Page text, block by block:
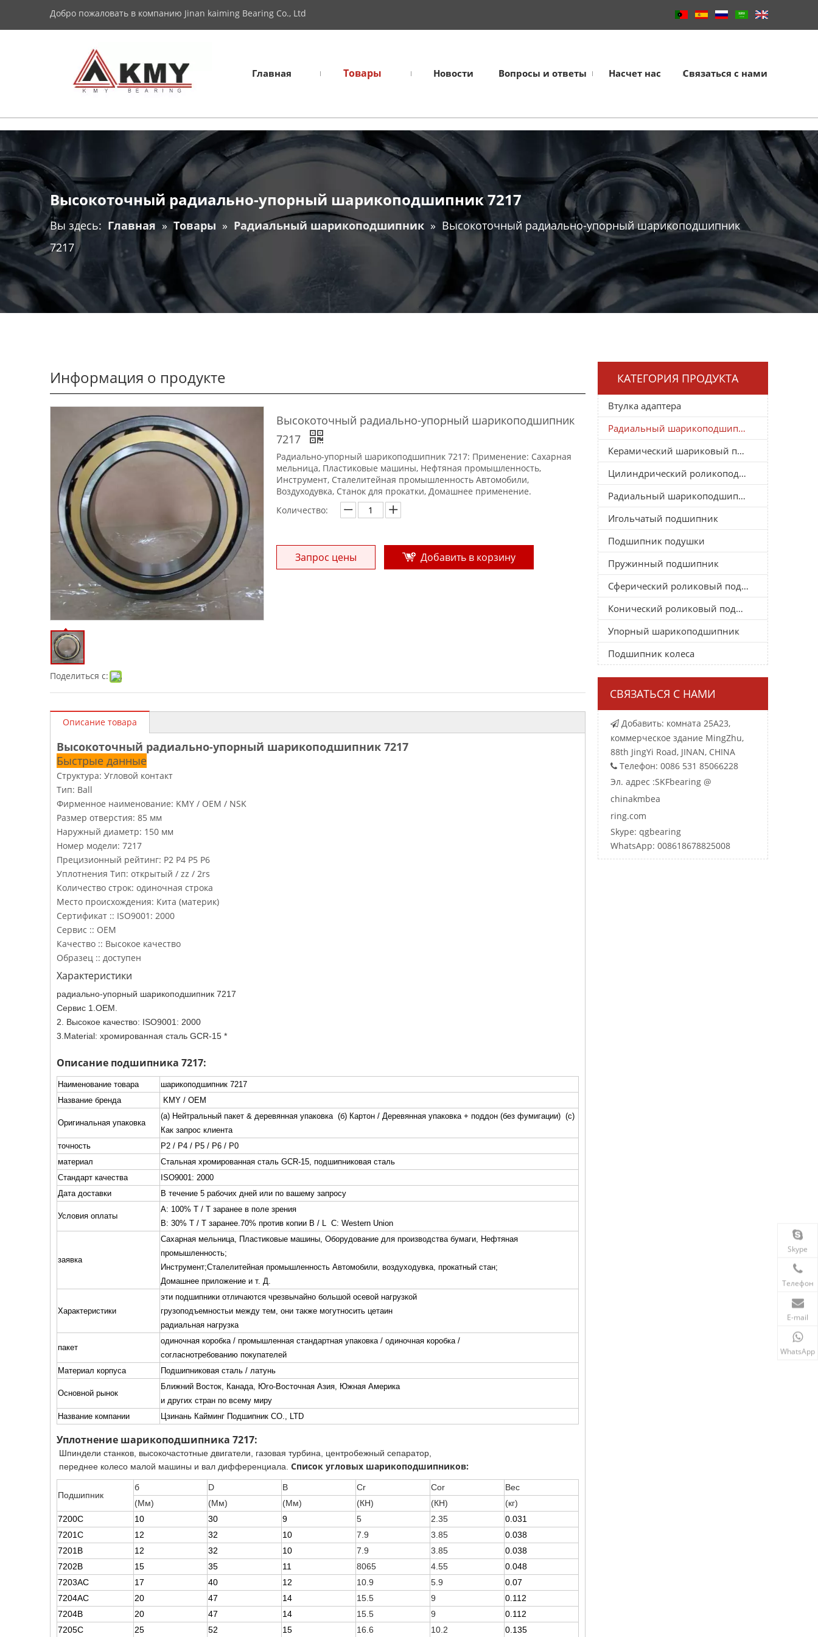
Добро пожаловать в компанию Jinan kaiming Bearing Co., Ltd
Главная Товары Новости Вопросы и ответы Насчет нас Связаться с нами
Высокоточный радиально-упорный шарикоподшипник 7217
Вы здесь: Главная » Товары » Радиальный шарикоподшипник » Высокоточный радиально-упорный шарикоподшипник
7217
Информация о продукте
Поделиться с:
Высокоточный радиально-упорный шарикоподшипник
7217
Радиально-упорный шарикоподшипник 7217: Применение: Сахарная
мельница, Пластиковые машины, Нефтяная промышленность,
Инструмент, Сталелитейная промышленность Автомобили,
Воздуходувка, Станок для прокатки, Домашнее применение.
Количество:
Запрос цены Добавить в корзину
Описание товара
Высокоточный радиально-упорный шарикоподшипник 7217
Быстрые данные
Структура: Угловой контакт
Тип: Ball
Фирменное наименование: KMY / OEM / NSK
Размер отверстия: 85 мм
Наружный диаметр: 150 мм
Номер модели: 7217
Прецизионный рейтинг: P2 P4 P5 P6
Уплотнения Тип: открытый / zz / 2rs
Количество строк: одиночная строка
Место происхождения: Кита (материк)
Сертификат :: ISO9001: 2000
Сервис :: OEM
Качество :: Высокое качество
Образец :: доступен
Характеристики
радиально-упорный шарикоподшипник 7217
Сервис 1.OEM.
2. Высокое качество: ISO9001: 2000
3.Material: хромированная сталь GCR-15 *
Описание подшипника 7217:
Наименование товара
шарикоподшипник 7217
Название бренда
KMY / OEM
Оригинальная упаковка
(a) Нейтральный пакет & деревянная упаковка (б) Картон / Деревянная упаковка + поддон (без фумигации) (c)
Как запрос клиента
точность
Р2 / Р4 / Р5 / Р6 / Р0
материал
Стальная хромированная сталь GCR-15, подшипниковая сталь
Стандарт качества
ISO9001: 2000
Дата доставки
В течение 5 рабочих дней или по вашему запросу
Условия оплаты
A: 100% T / T заранее в поле зрения
B: 30% T / T заранее.70% против копии B / L C: Western Union
заявка
Сахарная мельница, Пластиковые машины, Оборудование для производства бумаги, Нефтяная
промышленность;
Инструмент;Сталелитейная промышленность Автомобили, воздуходувка, прокатный стан;
Домашнее приложение и т. Д.
Характеристики
эти подшипники отличаются чрезвычайно большой осевой нагрузкой
грузоподъемностьи между тем, они также могутносить цетаин
радиальная нагрузка
пакет
одиночная коробка / промышленная стандартная упаковка / одиночная коробка /
согласнотребованию покупателей
Материал корпуса
Подшипниковая сталь / латунь
Основной рынок
Ближний Восток, Канада, Юго-Восточная Азия, Южная Америка
и других стран по всему миру
Название компании
Цзинань Кайминг Подшипник CO., LTD
Уплотнение шарикоподшипника 7217:
Шпиндели станков, высокочастотные двигатели, газовая турбина, центробежный сепаратор,
переднее колесо малой машины и вал дифференциала. Список угловых шарикоподшипников:
Подшипник
б D В Cr Cor
Вес
(Мм)
(Мм) (Мм) (КН) (КН)
(кг)
7200C
10 30 9 5 2.35
0.031
7201C
12 32 10 7.9 3.85
0.038
7201B
12 32 10 7.9 3.85
0.038
7202B
15 35 11 8065 4.55
0.048
7203AC
17 40 12 10.9 5.9
0.07
7204AC
20 47 14 15.5 9
0.112
7204B
20 47 14 15.5 9
0.112
7205C
25 52 15 16.6 10.2 0.135
КАТЕГОРИЯ ПРОДУКТА
Втулка адаптера
Радиальный шарикоподшипник
Керамический шариковый подшипник
Цилиндрический роликоподшипник
Радиальный шарикоподшипник
Игольчатый подшипник
Подшипник подушки
Пружинный подшипник
Сферический роликовый подшипник
Конический роликовый подшипник
Упорный шарикоподшипник
Подшипник колеса
СВЯЗАТЬСЯ С НАМИ
 Добавить: комната 25A23,
коммерческое здание MingZhu,
88th JingYi Road, JINAN, CHINA
 Телефон: 0086 531 85066228
Эл. адрес :SKFbearing @
chinakmbea
ring.com
Skype: qgbearing
WhatsApp: 008618678825008
Skype
Телефон
E-mail
WhatsApp